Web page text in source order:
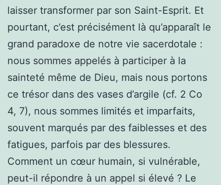
laisser transformer par son Saint-Esprit. Et
pourtant, c’est précisément là qu’apparaît le
grand paradoxe de notre vie sacerdotale :
nous sommes appelés à participer à la
sainteté même de Dieu, mais nous portons
ce trésor dans des vases d’argile (cf. 2 Co
4, 7), nous sommes limités et imparfaits,
souvent marqués par des faiblesses et des
fatigues, parfois par des blessures.
Comment un cœur humain, si vulnérable,
peut-il répondre à un appel si élevé ? Le